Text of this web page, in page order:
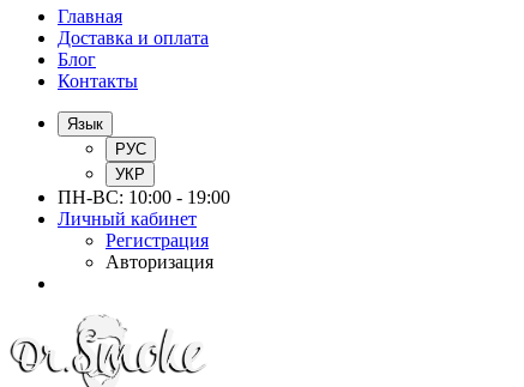
Главная
Доставка и оплата
Блог
Контакты
Язык
РУС
УКР
ПН-ВС: 10:00 - 19:00
Личный кабинет
Регистрация
Авторизация